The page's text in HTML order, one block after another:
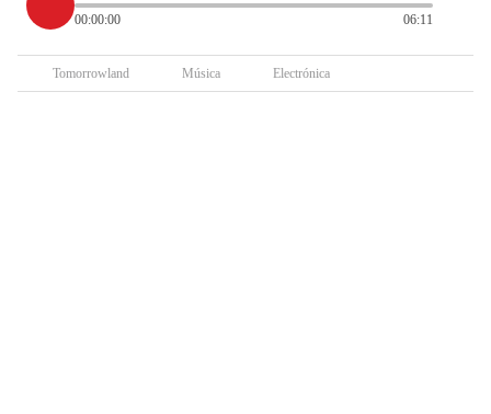
00:00:00
06:11
Tomorrowland Música Electrónica